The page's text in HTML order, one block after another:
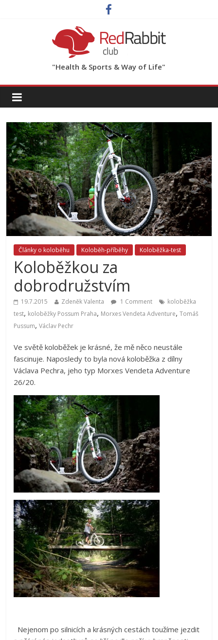
"Health & Sports & Way of Life"
Články o koloběhu Koloběh-příběhy Koloběžka-test
Koloběžkou za
dobrodružstvím
19.7.2015 Zdeněk Valenta 1 Comment
koloběžka
test, koloběžky Possum Praha, Morxes Vendeta Adventure,Tomáš
Pussum,Václav Pechr
Ve světě koloběžek je krásné, že mě něco neustále
fascinuje. Naposledy to byla nová koloběžka z dílny
Václava Pechra, jeho typ Morxes Vendeta Adventure
26/20.
Nejenom po silnicích a krásných cestách toužíme jezdit